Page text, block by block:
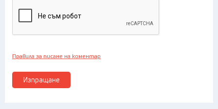
Изпращане
Правила за писане на коментар